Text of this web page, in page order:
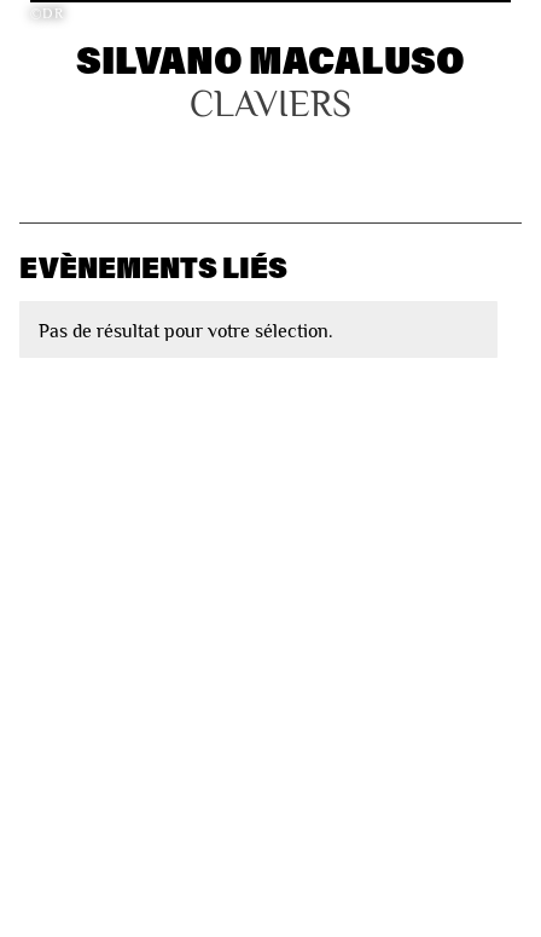
©DR
SILVANO MACALUSO
CLAVIERS
EVÈNEMENTS LIÉS
Pas de résultat pour votre sélection.